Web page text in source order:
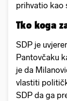
prihvatio kao
Tko koga
SDP je
Pantovčaku
je da
vlastiti
SDP da ga